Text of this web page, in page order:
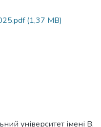
(1,37 MB)
університет імені В.